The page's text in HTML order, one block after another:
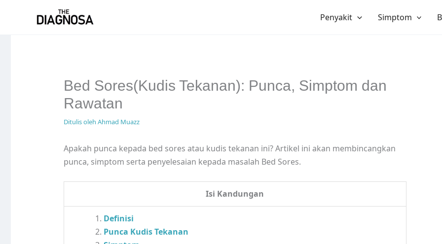
Penyakit Simptom
Bed Sores(Kudis Tekanan): Punca, Simptom dan
Rawatan
Ditulis oleh Ahmad Muazz
Apakah punca kepada bed sores atau kudis tekanan ini? Artikel ini akan membincangkan
punca, simptom serta penyelesaian kepada masalah Bed Sores.
Isi Kandungan
Definisi
Punca Kudis Tekanan